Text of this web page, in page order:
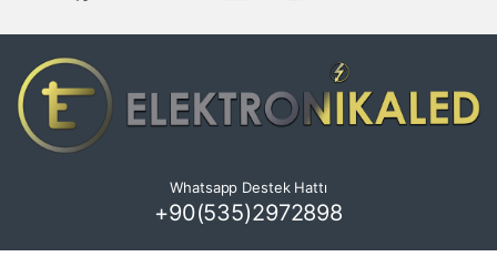
Whatsapp Destek Hattı
+90(535)2972898